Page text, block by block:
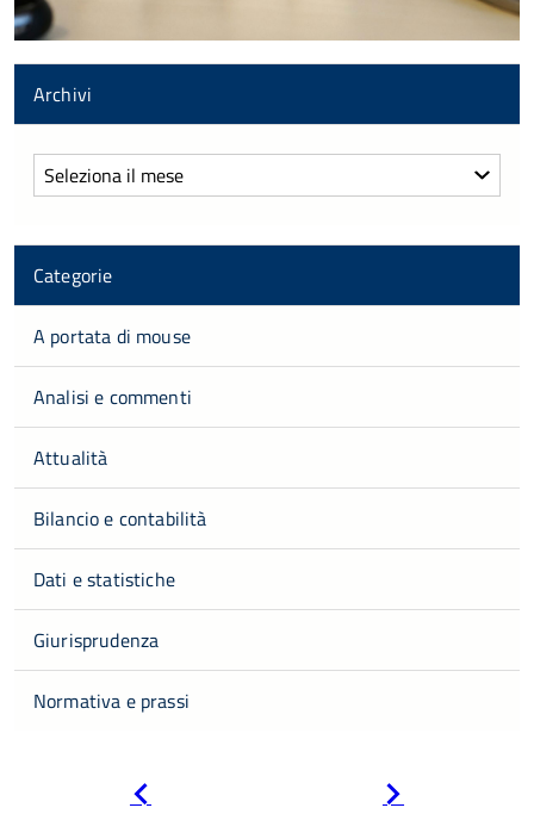
Archivi
Archivi
Categorie
A portata di mouse
Analisi e commenti
Attualità
Bilancio e contabilità
Dati e statistiche
Giurisprudenza
Normativa e prassi